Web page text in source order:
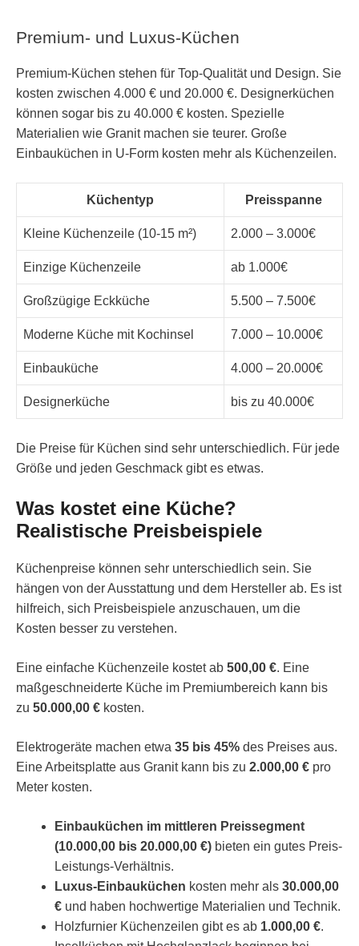
Premium- und Luxus-Küchen
Premium-Küchen stehen für Top-Qualität und Design. Sie
kosten zwischen 4.000 € und 20.000 €. Designerküchen
können sogar bis zu 40.000 € kosten. Spezielle
Materialien wie Granit machen sie teurer. Große
Einbauküchen in U-Form kosten mehr als Küchenzeilen.
Küchentyp Preisspanne
Kleine Küchenzeile (10-15 m²) 2.000 – 3.000€
Einzige Küchenzeile ab 1.000€
Großzügige Eckküche 5.500 – 7.500€
Moderne Küche mit Kochinsel 7.000 – 10.000€
Einbauküche 4.000 – 20.000€
Designerküche bis zu 40.000€
Die Preise für Küchen sind sehr unterschiedlich. Für jede
Größe und jeden Geschmack gibt es etwas.
Was kostet eine Küche?
Realistische Preisbeispiele
Küchenpreise können sehr unterschiedlich sein. Sie
hängen von der Ausstattung und dem Hersteller ab. Es ist
hilfreich, sich Preisbeispiele anzuschauen, um die
Kosten besser zu verstehen.
Eine einfache Küchenzeile kostet ab 500,00 €. Eine
maßgeschneiderte Küche im Premiumbereich kann bis
zu 50.000,00 € kosten.
Elektrogeräte machen etwa 35 bis 45% des Preises aus.
Eine Arbeitsplatte aus Granit kann bis zu 2.000,00 € pro
Meter kosten.
Einbauküchen im mittleren Preissegment
(10.000,00 bis 20.000,00 €) bieten ein gutes Preis-
Leistungs-Verhältnis.
Luxus-Einbauküchen kosten mehr als 30.000,00
€ und haben hochwertige Materialien und Technik.
Holzfurnier Küchenzeilen gibt es ab 1.000,00 €.